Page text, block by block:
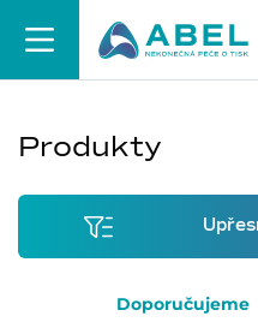
Produkty
Doporučujeme